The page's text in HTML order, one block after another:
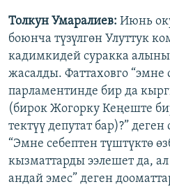
Толкун Умаралиев: Июнь
боюнча түзүлгөн Улуттук
кадимкидей суракка
жасалды. Фаттаховго “эмне
парламентинде бир да
(бирок Жогорку Кеңеште
тектүү депутат бар)?”
“Эмне себептен түштүктө
кызматтарды ээлешет да,
андай эмес” деген